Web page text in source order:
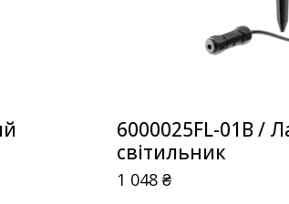
6000025FL-01B /
світильник
1 048₴